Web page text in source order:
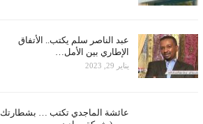
عبد الناصر سلم يكتب.. الأتفاق
الإطاري بين الأمل…
يناير 29, 2023
عائشة الماجدي تكتب … بشطارتك